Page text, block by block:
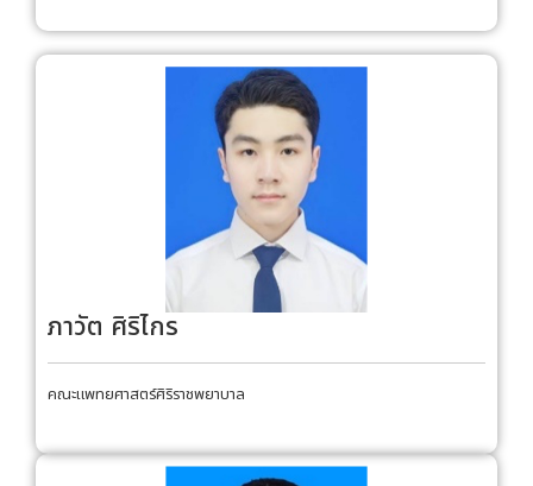
ภาวัต ศิริไกร
คณะแพทยศาสตร์ศิริราชพยาบาล